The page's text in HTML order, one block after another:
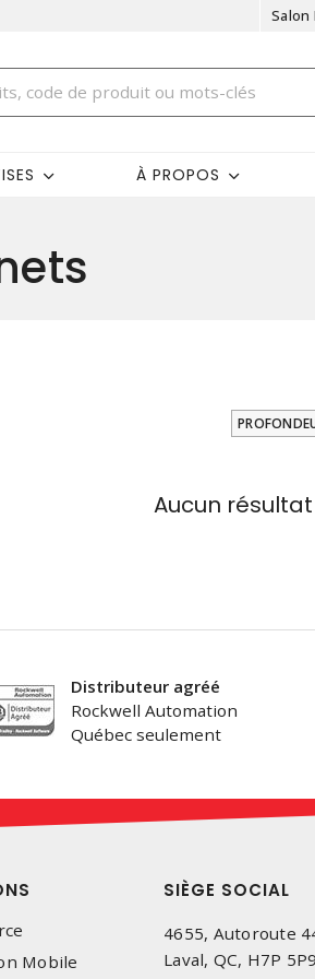
Salon
À PROPOS
Aucun
Distributeur agréé
Rockwell Automation
Québec seulement
Mobile
SIÈGE SOCIAL
4655, Autoroute
Laval, QC, H7P 5P9